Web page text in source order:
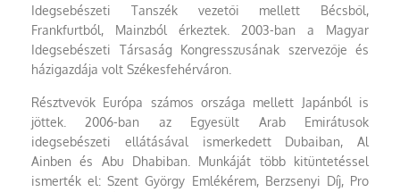
Idegsebészeti Tanszék vezetői mellett Bécsből,
Frankfurtból, Mainzból érkeztek. 2003-ban a Magyar
Idegsebészeti Társaság Kongresszusának szervezője és
házigazdája volt Székesfehérváron.
Résztvevők Európa számos országa mellett Japánból is
jöttek. 2006-ban az Egyesült Arab Emirátusok
idegsebészeti ellátásával ismerkedett Dubaiban, Al
Ainben és Abu Dhabiban. Munkáját több kitüntetéssel
ismerték el: Szent György Emlékérem, Berzsenyi Díj, Pro